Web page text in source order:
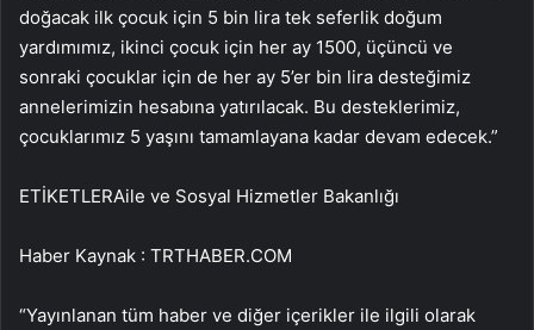
doğacak ilk çocuk için 5 bin lira tek seferlik doğum
yardımımız, ikinci çocuk için her ay 1500, üçüncü ve
sonraki çocuklar için de her ay 5’er bin lira desteğimiz
annelerimizin hesabına yatırılacak. Bu desteklerimiz,
çocuklarımız 5 yaşını tamamlayana kadar devam edecek.”
ETİKETLERAile ve Sosyal Hizmetler Bakanlığı
Haber Kaynak : TRTHABER.COM
“Yayınlanan tüm haber ve diğer içerikler ile ilgili olarak